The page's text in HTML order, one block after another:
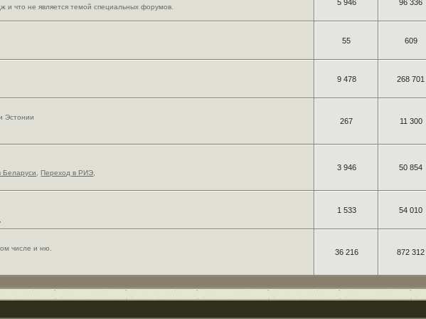
и что не является темой специальных форумов.
5 946 96 336
55 609
9 478 268 701
Эстонии 267 11 300
Беларуси Переход в РИЭ
3 946 50 854
1 533 54 010
числе и ню. 36 216 872 312